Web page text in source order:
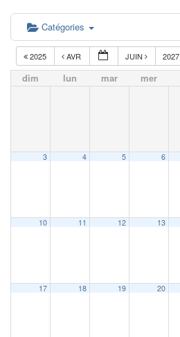
Catégories
2025 AVR JUIN 2027
dim lun mar mer
3 4 5 6
10 11 12 13
17 18 19 20